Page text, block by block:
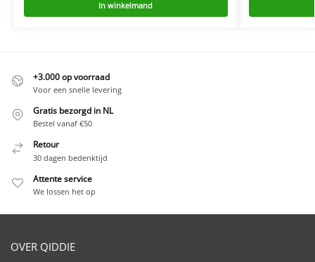
In winkelmand
+3.000 op voorraad
Voor een snelle levering
Gratis bezorgd in NL
Bestel vanaf €50
Retour
30 dagen bedenktijd
Attente service
We lossen het op
OVER QIDDIE